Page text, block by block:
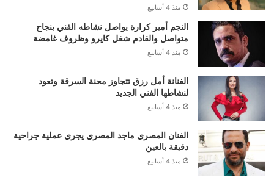
منذ 4 أسابيع
النجم أمير كرارة يواصل نشاطه الفني بنجاح
متواصل والقادم شغل كايرو وظروف غامضة
منذ 4 أسابيع
الفنانة أمل رزق تتجاوز محنة السرقة وتعود
لنشاطها الفني الجديد
منذ 4 أسابيع
الفنان المصري ماجد المصري يجري عملية جراحية
دقيقة بالعين
منذ 4 أسابيع